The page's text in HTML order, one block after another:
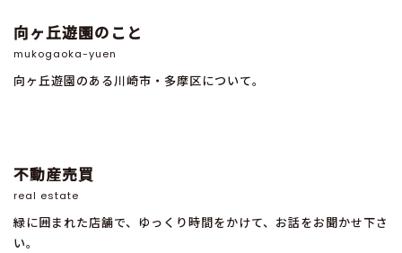
向ヶ丘遊園のこと
mukogaoka-yuen
向ヶ丘遊園のある川崎市・多摩区について。
不動産売買
real estate
緑に囲まれた店舗で、ゆっくり時間をかけて、お話をお聞かせ下さ
い。